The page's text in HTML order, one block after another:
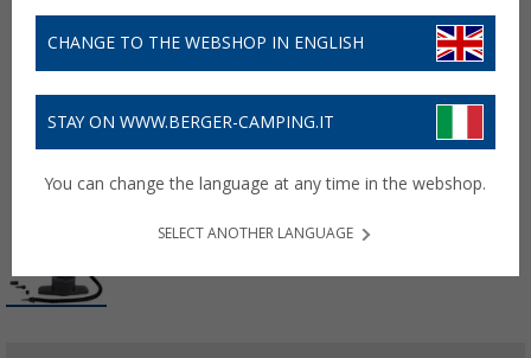
CHANGE TO THE WEBSHOP IN ENGLISH
STAY ON WWW.BERGER-CAMPING.IT
You can change the language at any time in the webshop.
SELECT ANOTHER LANGUAGE